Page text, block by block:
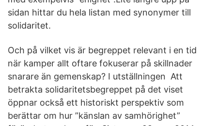
sidan hittar du hela listan med synonymer till
solidaritet.
Och på vilket vis är begreppet relevant i en tid
när kamper allt oftare fokuserar på skillnader
snarare än gemenskap? I utställningen​ Att
betrakta solidaritetsbegreppet på det viset
öppnar också ett historiskt perspektiv som
berättar om hur ”känslan av samhörighet”